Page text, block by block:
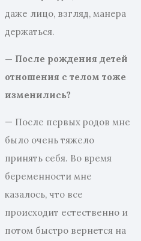
даже лицо, взгляд, манера
держаться.
— После рождения детей
отношения с телом тоже
изменились?
— После первых родов мне
было очень тяжело
принять себя. Во время
беременности мне
казалось, что все
происходит естественно и
потом быстро вернется на